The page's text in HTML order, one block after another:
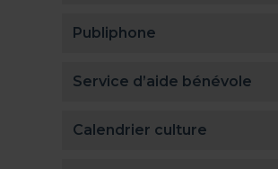
Publiphone
Service d’aide bénévole
Calendrier culture